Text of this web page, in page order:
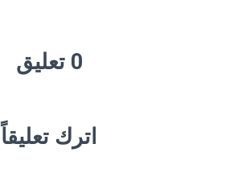
0 تعليق
اترك تعليقاً